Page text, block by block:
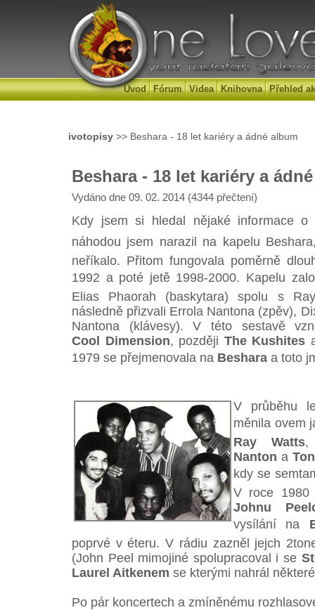
Úvod Fórum Videa Knihovna Přehled
ivotopisy >> Beshara - 18 let kariéry a ádné album
Beshara - 18 let kariéry a
Vydáno dne 09. 02. 2014 (4344 přečtení)
Kdy jsem si hledal nějaké informace
náhodou jsem narazil na kapelu
neříkalo. Přitom fungovala poměrně
1992 a poté jetě 1998-2000. Kapelu
Elias Phaorah (baskytara) spolu s
následně přizvali Errola Nantona (zpěv),
Nantona (klávesy). V této sestavě
Cool Dimension, později The Kushites
1979 se přejmenovala na Beshara a toto
V průběhu
měnila
Ray Watts
Nanton a
kdy se
V roce 1980
Johnu
vysílání na
poprvé v éteru. V rádiu zazněl jejch
(John Peel mimojiné spolupracoval i se
Laurel Aitkenem se kterými nahrál
Po pár koncertech a zmíněnému